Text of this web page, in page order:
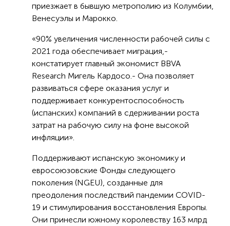
приезжает в бывшую метрополию из Колумбии,
Венесуэлы и Марокко.
«90% увеличения численности рабочей силы с
2021 года обеспечивает миграция,-
констатирует главный экономист BBVA
Research Мигель Кардосо.- Она позволяет
развиваться сфере оказания услуг и
поддерживает конкурентоспособность
(испанских) компаний в сдерживании роста
затрат на рабочую силу на фоне высокой
инфляции».
Поддерживают испанскую экономику и
евросоюзовские Фонды следующего
поколения (NGEU), созданные для
преодоления последствий пандемии COVID-
19 и стимулирования восстановления Европы.
Они принесли южному королевству 163 млрд